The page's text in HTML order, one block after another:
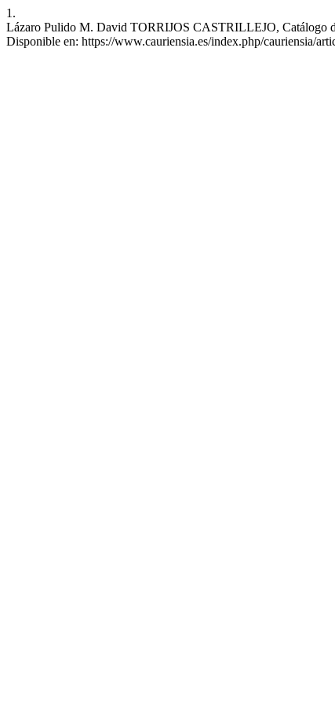
1.
Lázaro Pulido M. David TORRIJOS CASTRILLEJO, Catálogo
Disponible en: https://www.cauriensia.es/index.php/cauriensia/